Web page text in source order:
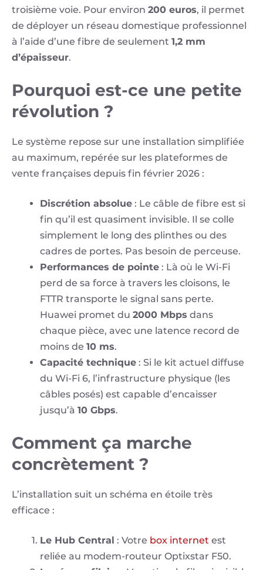
troisième voie. Pour environ 200 euros, il permet
de déployer un réseau domestique professionnel
à l’aide d’une fibre de seulement 1,2 mm
d’épaisseur.
Pourquoi est-ce une petite
révolution ?
Le système repose sur une installation simplifiée
au maximum, repérée sur les plateformes de
vente françaises depuis fin février 2026 :
Discrétion absolue : Le câble de fibre est si
fin qu’il est quasiment invisible. Il se colle
simplement le long des plinthes ou des
cadres de portes. Pas besoin de perceuse.
Performances de pointe : Là où le Wi-Fi
perd de sa force à travers les cloisons, le
FTTR transporte le signal sans perte.
Huawei promet du 2000 Mbps dans
chaque pièce, avec une latence record de
moins de 10 ms.
Capacité technique : Si le kit actuel diffuse
du Wi-Fi 6, l’infrastructure physique (les
câbles posés) est capable d’encaisser
jusqu’à 10 Gbps.
Comment ça marche
concrètement ?
L’installation suit un schéma en étoile très
efficace :
Le Hub Central : Votre box internet est
reliée au modem-routeur Optixstar F50.